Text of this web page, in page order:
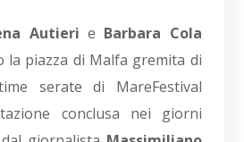
Autieri e Barbara Cola
la piazza di Malfa gremita di
serate di MareFestival
conclusa nei giorni